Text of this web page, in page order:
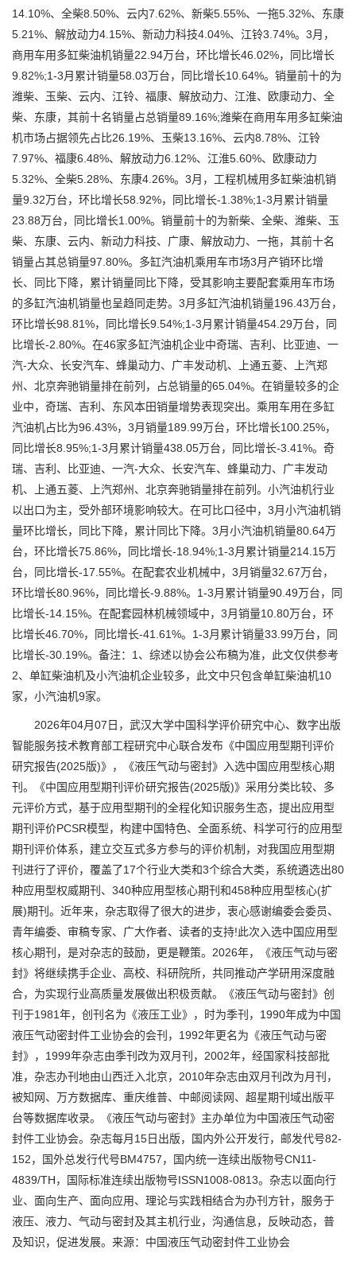
14.10%、全柴8.50%、云内7.62%、新柴5.55%、一拖5.32%、东康
5.21%、解放动力4.15%、新动力科技4.04%、江铃3.74%。3月，
商用车用多缸柴油机销量22.94万台，环比增长46.02%，同比增长
9.82%;1-3月累计销量58.03万台，同比增长10.64%。销量前十的为
潍柴、玉柴、云内、江铃、福康、解放动力、江淮、欧康动力、全
柴、东康，其前十名销量占总销量89.16%;潍柴在商用车用多缸柴油
机市场占据领先占比26.19%、玉柴13.16%、云内8.78%、江铃
7.97%、福康6.48%、解放动力6.12%、江淮5.60%、欧康动力
5.32%、全柴5.28%、东康4.26%。3月，工程机械用多缸柴油机销
量9.32万台，环比增长58.92%，同比增长-1.38%;1-3月累计销量
23.88万台，同比增长1.00%。销量前十的为新柴、全柴、潍柴、玉
柴、东康、云内、新动力科技、广康、解放动力、一拖，其前十名
销量占其总销量97.80%。多缸汽油机乘用车市场3月产销环比增
长、同比下降，累计销量同比下降，受其影响主要配套乘用车市场
的多缸汽油机销量也呈趋同走势。3月多缸汽油机销量196.43万台，
环比增长98.81%，同比增长9.54%;1-3月累计销量454.29万台，同
比增长-2.80%。在46家多缸汽油机企业中奇瑞、吉利、比亚迪、一
汽-大众、长安汽车、蜂巢动力、广丰发动机、上通五菱、上汽郑
州、北京奔驰销量排在前列，占总销量的65.04%。在销量较多的企
业中，奇瑞、吉利、东风本田销量增势表现突出。乘用车用在多缸
汽油机占比为96.43%，3月销量189.99万台，环比增长100.25%，
同比增长8.95%;1-3月累计销量438.05万台，同比增长-3.41%。奇
瑞、吉利、比亚迪、一汽-大众、长安汽车、蜂巢动力、广丰发动
机、上通五菱、上汽郑州、北京奔驰销量排在前列。小汽油机行业
以出口为主，受外部环境影响较大。在可比口径中，3月小汽油机销
量环比增长，同比下降，累计同比下降。3月小汽油机销量80.64万
台，环比增长75.86%，同比增长-18.94%;1-3月累计销量214.15万
台，同比增长-17.55%。在配套农业机械中，3月销量32.67万台，
环比增长80.96%，同比增长-9.88%。1-3月累计销量90.49万台，同
比增长-14.15%。在配套园林机械领域中，3月销量10.80万台，环
比增长46.70%，同比增长-41.61%。1-3月累计销量33.99万台，同
比增长-30.19%。备注：1、综述以协会公布稿为准，此文仅供参考
2、单缸柴油机及小汽油机企业较多，此文中只包含单缸柴油机10
家，小汽油机9家。
2026年04月07日，武汉大学中国科学评价研究中心、数字出版
智能服务技术教育部工程研究中心联合发布《中国应用型期刊评价
研究报告(2025版)》，《液压气动与密封》入选中国应用型核心期
刊。《中国应用型期刊评价研究报告(2025版)》采用分类比较、多
元评价方式，基于应用型期刊的全程化知识服务生态，提出应用型
期刊评价PCSR模型，构建中国特色、全面系统、科学可行的应用型
期刊评价体系，建立交互式多方参与的评价机制，对我国应用型期
刊进行了评价，覆盖了17个行业大类和3个综合大类，系统遴选出80
种应用型权威期刊、340种应用型核心期刊和458种应用型核心(扩
展)期刊。近年来，杂志取得了很大的进步，衷心感谢编委会委员、
青年编委、审稿专家、广大作者、读者的支持!此次入选中国应用型
核心期刊，是对杂志的鼓励，更是鞭策。2026年，《液压气动与密
封》将继续携手企业、高校、科研院所，共同推动产学研用深度融
合，为实现行业高质量发展做出积极贡献。《液压气动与密封》创
刊于1981年，创刊名为《液压工业》，时为季刊，1990年成为中国
液压气动密封件工业协会的会刊，1992年更名为《液压气动与密
封》，1999年杂志由季刊改为双月刊，2002年，经国家科技部批
准，杂志办刊地由山西迁入北京，2010年杂志由双月刊改为月刊，
被知网、万方数据库、重庆维普、中邮阅读网、超星期刊域出版平
台等数据库收录。《液压气动与密封》主办单位为中国液压气动密
封件工业协会。杂志每月15日出版，国内外公开发行，邮发代号82-
152，国外总发行代号BM4757，国内统一连续出版物号CN11-
4839/TH，国际标准连续出版物号ISSN1008-0813。杂志以面向行
业、面向生产、面向应用、理论与实践相结合为办刊方针，服务于
液压、液力、气动与密封及其主机行业，沟通信息，反映动态，普
及知识，促进发展。来源：中国液压气动密封件工业协会